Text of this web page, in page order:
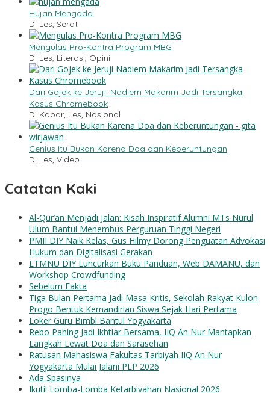
Hujan Mengada
Di Les, Serat
Mengulas Pro-Kontra Program MBG
Di Les, Literasi, Opini
Dari Gojek ke Jeruji: Nadiem Makarim Jadi Tersangka
Kasus Chromebook
Di Kabar, Les, Nasional
Genius Itu Bukan Karena Doa dan Keberuntungan
Di Les, Video
Catatan Kaki
Al-Qur’an Menjadi Jalan: Kisah Inspiratif Alumni MTs Nurul
Ulum Bantul Menembus Perguruan Tinggi Negeri
PMII DIY Naik Kelas, Gus Hilmy Dorong Penguatan Advokasi
Hukum dan Digitalisasi Gerakan
LTMNU DIY Luncurkan Buku Panduan, Web DAMANU, dan
Workshop Crowdfunding
Sebelum Fakta
Tiga Bulan Pertama Jadi Masa Kritis, Sekolah Rakyat Kulon
Progo Bentuk Kemandirian Siswa Sejak Hari Pertama
Loker Guru Bimbl Bantul Yogyakarta
Rebo Pahing Jadi Ikhtiar Bersama, IIQ An Nur Mantapkan
Langkah Lewat Doa dan Sarasehan
Ratusan Mahasiswa Fakultas Tarbiyah IIQ An Nur
Yogyakarta Mulai Jalani PLP 2026
Ada Spasinya
Ikuti! Lomba-Lomba Ketarbiyahan Nasional 2026